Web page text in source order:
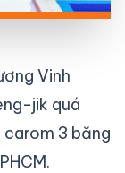
Vinh
jik quá
3 băng